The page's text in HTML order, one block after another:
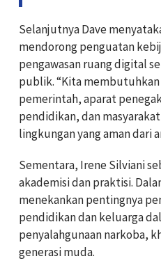
Selanjutnya Dave
mendorong penguatan
pengawasan ruang digital
publik. “Kita
pemerintah, aparat
pendidikan, dan
lingkungan yang aman dari
Sementara, Irene Silviani
akademisi dan praktisi.
menekankan pentingnya
pendidikan dan keluarga
penyalahgunaan narkoba,
generasi muda.